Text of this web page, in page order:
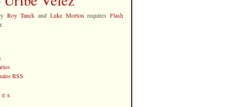
Roy Tanck and Luke Morton requires Flash
RSS